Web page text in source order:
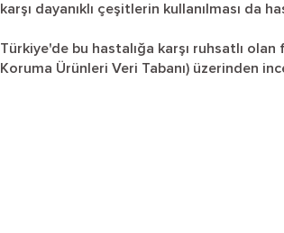
karşı dayanıklı çeşitlerin kullanılması da
Türkiye'de bu hastalığa karşı ruhsatlı
Koruma Ürünleri Veri Tabanı) üzerinden